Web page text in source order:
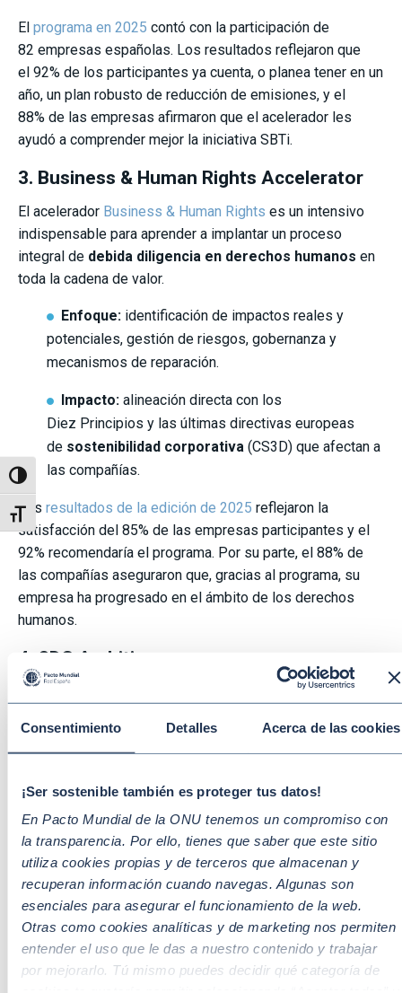
Consentimiento Detalles Acerca de las cookies
¡Ser sostenible también es proteger tus datos!
En Pacto Mundial de la ONU tenemos un compromiso con
la transparencia. Por ello, tienes que saber que este sitio
utiliza cookies propias y de terceros que almacenan y
recuperan información cuando navegas. Algunas son
esenciales para asegurar el funcionamiento de la web.
Otras como cookies analíticas y de marketing nos permiten
entender el uso que le das a nuestro contenido y trabajar
por mejorarlo. Tú mismo puedes decidir qué categoría de
Alternar alto contraste
Alternar tamaño de letra
El programa en 2025 contó con la participación de
82 empresas españolas. Los resultados reflejaron que
el 92% de los participantes ya cuenta, o planea tener en un
año, un plan robusto de reducción de emisiones, y el
88% de las empresas afirmaron que el acelerador les
ayudó a comprender mejor la iniciativa SBTi.
3. Business & Human Rights Accelerator
El acelerador Business & Human Rights es un intensivo
indispensable para aprender a implantar un proceso
integral de debida diligencia en derechos humanos en
toda la cadena de valor.
Enfoque: identificación de impactos reales y
potenciales, gestión de riesgos, gobernanza y
mecanismos de reparación.
Impacto: alineación directa con los
Diez Principios y las últimas directivas europeas
de sostenibilidad corporativa (CS3D) que afectan a
las compañías.
Los resultados de la edición de 2025 reflejaron la
satisfacción del 85% de las empresas participantes y el
92% recomendaría el programa. Por su parte, el 88% de
las compañías aseguraron que, gracias al programa, su
empresa ha progresado en el ámbito de los derechos
humanos.
4. SDG Ambition
El acelerador
centraldel negocio, guiando a las empresas españolas a
transformar los retos globales en oportunidades locales
Enfoque:formulación de objetivos ambiciosos,
diseño de sistemas de medición y tecnologías
aplicadas a la sostenibilidad corporativa.
Impacto:permite a las empresas españolas ir más
allá del reporte básico desostenibilidad, logrando
una integración operativa real, medible y alineada con
la Agenda 2030 en España.